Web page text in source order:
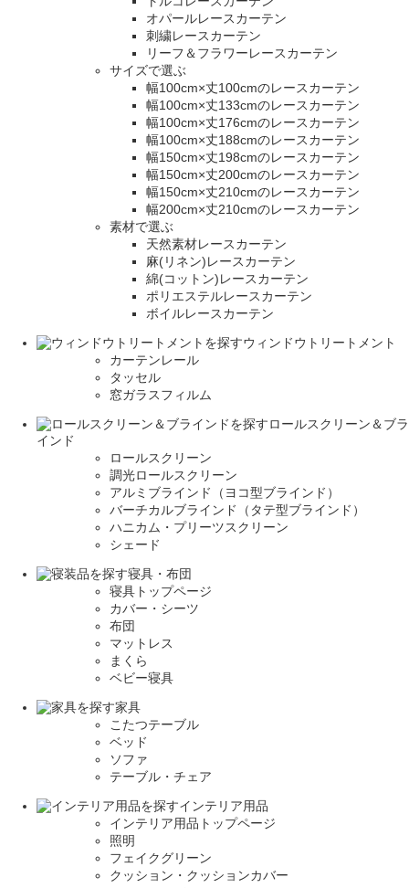
オパールレースカーテン
刺繍レースカーテン
リーフ＆フラワーレースカーテン
サイズで選ぶ
幅100cm×丈100cmのレースカーテン
幅100cm×丈133cmのレースカーテン
幅100cm×丈176cmのレースカーテン
幅100cm×丈188cmのレースカーテン
幅150cm×丈198cmのレースカーテン
幅150cm×丈200cmのレースカーテン
幅150cm×丈210cmのレースカーテン
幅200cm×丈210cmのレースカーテン
素材で選ぶ
天然素材レースカーテン
麻(リネン)レースカーテン
綿(コットン)レースカーテン
ポリエステルレースカーテン
ボイルレースカーテン
ウィンドウトリートメント
カーテンレール
タッセル
窓ガラスフィルム
ロールスクリーン＆ブラ
インド
ロールスクリーン
調光ロールスクリーン
アルミブラインド（ヨコ型ブラインド）
バーチカルブラインド（タテ型ブラインド）
ハニカム・プリーツスクリーン
シェード
寝具・布団
寝具トップページ
カバー・シーツ
布団
マットレス
まくら
ベビー寝具
家具
こたつテーブル
ベッド
ソファ
テーブル・チェア
インテリア用品
インテリア用品トップページ
照明
フェイクグリーン
クッション・クッションカバー